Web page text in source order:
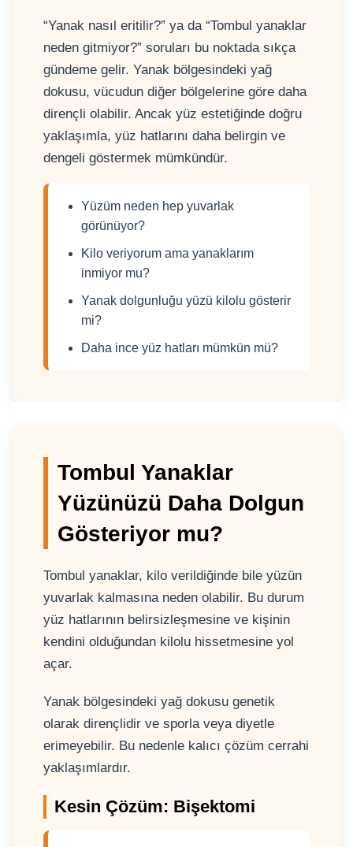
“Yanak nasıl eritilir?” ya da “Tombul yanaklar
neden gitmiyor?” soruları bu noktada sıkça
gündeme gelir. Yanak bölgesindeki yağ
dokusu, vücudun diğer bölgelerine göre daha
dirençli olabilir. Ancak yüz estetiğinde doğru
yaklaşımla, yüz hatlarını daha belirgin ve
dengeli göstermek mümkündür.
Yüzüm neden hep yuvarlak
görünüyor?
Kilo veriyorum ama yanaklarım
inmiyor mu?
Yanak dolgunluğu yüzü kilolu gösterir
mi?
Daha ince yüz hatları mümkün mü?
Tombul Yanaklar
Yüzünüzü Daha Dolgun
Gösteriyor mu?
Tombul yanaklar, kilo verildiğinde bile yüzün
yuvarlak kalmasına neden olabilir. Bu durum
yüz hatlarının belirsizleşmesine ve kişinin
kendini olduğundan kilolu hissetmesine yol
açar.
Yanak bölgesindeki yağ dokusu genetik
olarak dirençlidir ve sporla veya diyetle
erimeyebilir. Bu nedenle kalıcı çözüm cerrahi
yaklaşımlardır.
Kesin Çözüm: Bişektomi